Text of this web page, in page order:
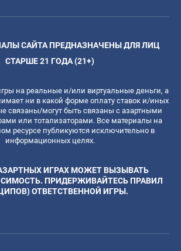
САЙТА ПРЕДНАЗНАЧЕНЫ ДЛЯ ЛИЦ
СТАРШЕ 21 ГОДА (21+)
на реальные и/или виртуальные деньги, а
ни в какой форме оплату ставок и/иных
связаны/могут быть связаны с азартными
или тотализаторами. Все материалы на
ресурсе публикуются исключительно в
информационных целях.
ИГРАХ МОЖЕТ ВЫЗЫВАТЬ
ПРИДЕРЖИВАЙТЕСЬ ПРАВИЛ
ОТВЕТСТВЕННОЙ ИГРЫ.